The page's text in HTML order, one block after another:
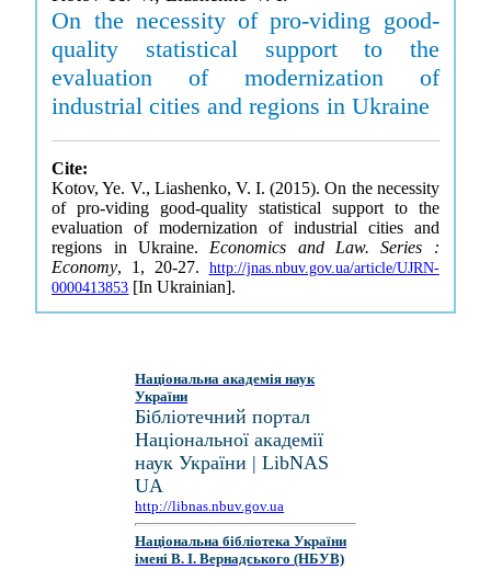
On the necessity of pro-viding good-
quality statistical support to the
evaluation of modernization of
industrial cities and regions in Ukraine
Cite:
Kotov, Ye. V., Liashenko, V. I. (2015). On the necessity
of pro-viding good-quality statistical support to the
evaluation of modernization of industrial cities and
regions in Ukraine. Economics and Law. Series :
Economy, 1, 20-27. http://jnas.nbuv.gov.ua/article/UJRN-
0000413853 [In Ukrainian].
Національна академія наук
України
Бібліотечний портал
Національної академії
наук України | LibNAS
UA
http://libnas.nbuv.gov.ua
Національна бібліотека України
імені В. І. Вернадського (НБУВ)